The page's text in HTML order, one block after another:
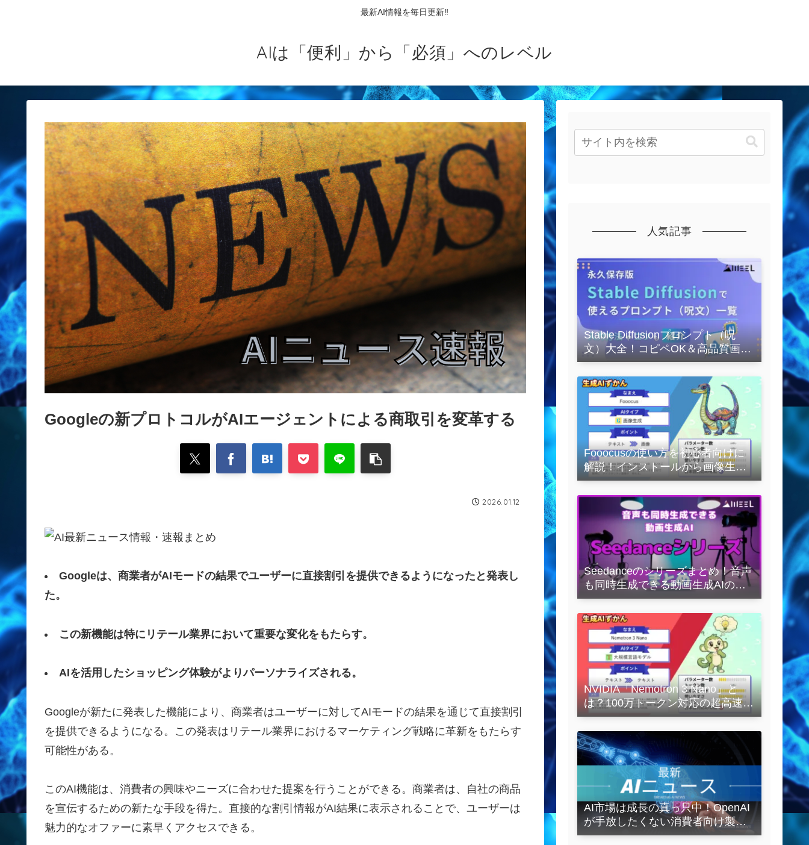
最新AI情報を毎日更新‼
AIは「便利」から「必須」へのレベル
Googleの新プロトコルがAIエージェントによる商取引を変革する
2026.01.12
Googleは、商業者がAIモードの結果でユーザーに直接割引を提供できるようになったと発表し
た。
この新機能は特にリテール業界において重要な変化をもたらす。
AIを活用したショッピング体験がよりパーソナライズされる。
Googleが新たに発表した機能により、商業者はユーザーに対してAIモードの結果を通じて直接割引
を提供できるようになる。この発表はリテール業界におけるマーケティング戦略に革新をもたらす
可能性がある。
このAI機能は、消費者の興味やニーズに合わせた提案を行うことができる。商業者は、自社の商品
を宣伝するための新たな手段を得た。直接的な割引情報がAI結果に表示されることで、ユーザーは
魅力的なオファーに素早くアクセスできる。
人気記事
Stable Diffusionプロンプト（呪
文）大全！コピペOK＆高品質画像
を作るコツの完全保存版
Fooocusの使い方を初心者向けに
解説！インストールから画像生成
の実践まで紹介
Seedanceのシリーズまとめ！音声
も同時生成できる動画生成AIの全
容を解説
NVIDIA「Nemotron 3 Nano」と
は？100万トークン対応の超高速
LLMを徹底解説
AI市場は成長の真っ只中！OpenAI
が手放したくない消費者向け製品
とは？